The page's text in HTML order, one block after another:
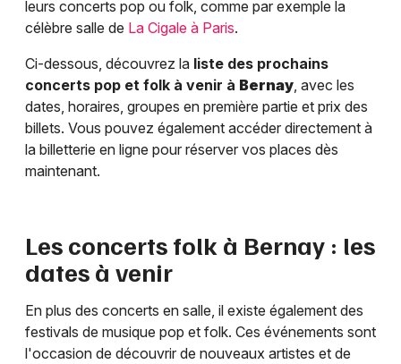
leurs concerts pop ou folk, comme par exemple la
célèbre salle de La Cigale à Paris.
Ci-dessous, découvrez la liste des prochains
concerts pop et folk à venir à Bernay, avec les
dates, horaires, groupes en première partie et prix des
billets. Vous pouvez également accéder directement à
la billetterie en ligne pour réserver vos places dès
maintenant.
Les concerts folk à Bernay : les
dates à venir
En plus des concerts en salle, il existe également des
festivals de musique pop et folk. Ces événements sont
l'occasion de découvrir de nouveaux artistes et de